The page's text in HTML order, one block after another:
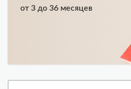
от 3 до 36 месяцев